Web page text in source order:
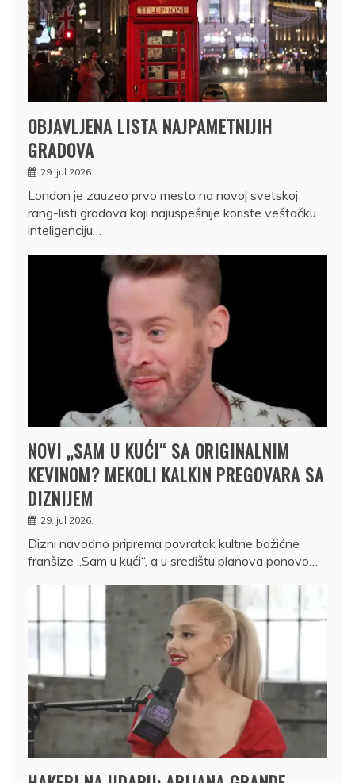
OBJAVLJENA LISTA NAJPAMETNIJIH
GRADOVA
29. jul 2026.
London je zauzeo prvo mesto na novoj svetskoj
rang-listi gradova koji najuspešnije koriste veštačku
inteligenciju…
NOVI „SAM U KUĆI“ SA ORIGINALNIM
KEVINOM? MEKOLI KALKIN PREGOVARA SA
DIZNIJEM
29. jul 2026.
Dizni navodno priprema povratak kultne božićne
franšize „Sam u kući“, a u središtu planova ponovo…